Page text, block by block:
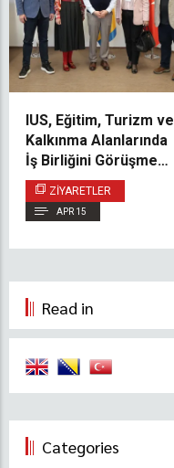
IUS, Eğitim, Turizm ve
Kalkınma Alanlarında
İş Birliğini Görüşmek
Üzere Ilidža
Belediyesi Heyetini
Ağırladı
ZIYARETLER
APR 15
Read in
Categories